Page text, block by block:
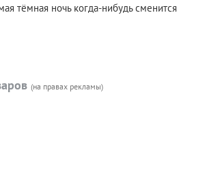
тёмная ночь когда-нибудь сменится
(на правах рекламы)